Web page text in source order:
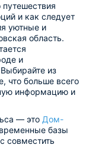
и как следует
уютные и
область.
и
из
что больше всего
информацию и
— это Дом-
базы
совместить